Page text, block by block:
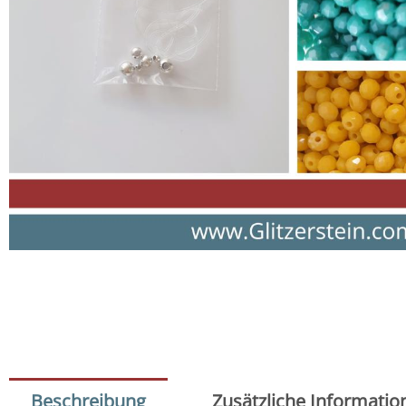
Beschreibung Zusätzliche